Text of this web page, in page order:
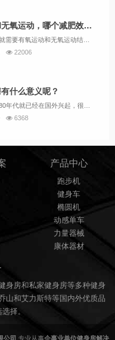
有氧运动和无氧运动，哪个减肥效果更好？
22006
什么意义呢？
6368
产品中心
跑步机
健身车
椭圆机
动感单车
力量器械
康体器材
身房和私家健身房等多种健身
山和艾力斯特等国内外优质品
择。
公司 专业从事企事业单位健身房解决